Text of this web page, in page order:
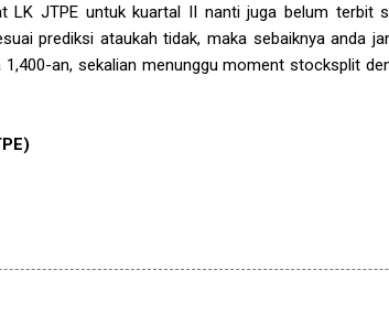
LK JTPE untuk kuartal II nanti juga belum terbit
prediksi ataukah tidak, maka sebaiknya anda
an, sekalian menunggu moment stocksplit